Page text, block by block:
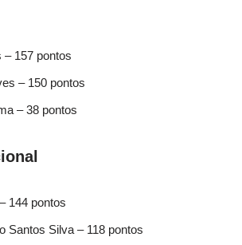
– 157 pontos
– 150 pontos
– 38 pontos
144 pontos
Santos Silva – 118 pontos